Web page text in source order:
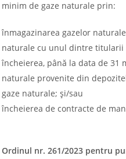
minim de gaze naturale prin:
înmagazinarea gazelor
naturale cu unul dintre titularii
încheierea, până la data de 31
naturale provenite din
gaze naturale; şi/sau
încheierea de contracte de
Ordinul nr. 261/2023 pentru